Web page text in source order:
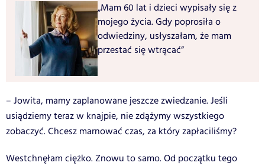
„Mam 60 lat i dzieci wypisały się z
mojego życia. Gdy poprosiła o
odwiedziny, usłyszałam, że mam
przestać się wtrącać”
– Jowita, mamy zaplanowane jeszcze zwiedzanie. Jeśli
usiądziemy teraz w knajpie, nie zdążymy wszystkiego
zobaczyć. Chcesz marnować czas, za który zapłaciliśmy?
Westchnęłam ciężko. Znowu to samo. Od początku tego